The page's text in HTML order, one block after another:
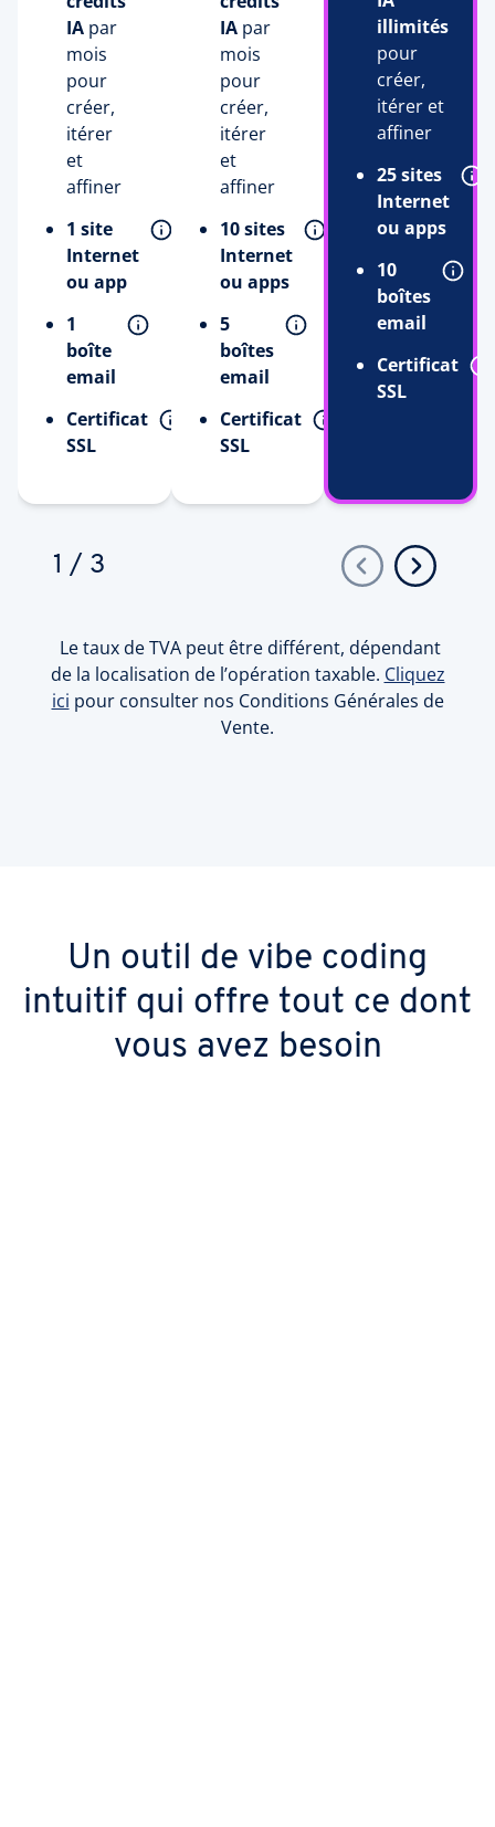
IA par
mois
pour
créer,
itérer
et
affiner
1 site
Internet
ou app
1
boîte
email
Certificat
SSL
IApar
mois
pour
créer,
itérer
et
affiner
10 sites
Internet
ou apps
5
boîtes
email
Certificat
SSL
illimités
pour
créer,
itérer et
affiner
25 sites
Internet
ou apps
10
boîtes
email
Certificat
SSL
1 / 3
Le taux de TVA peut être différent, dépendant
de la localisation de l’opération taxable. Cliquez
ici pour consulter nos Conditions Générales de
Vente.
Un outil de vibe coding
intuitif qui offre tout ce dont
vous avez besoin